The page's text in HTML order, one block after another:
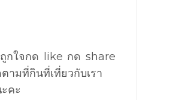
กใจกด like กด share
ามที่กินที่เที่ยวกับเรา
คะ